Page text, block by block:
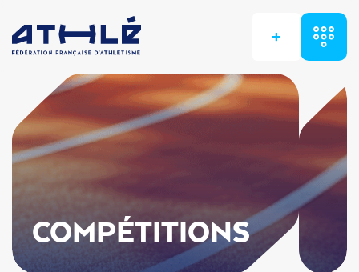
+
COMPÉTITIONS